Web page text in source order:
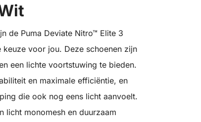
de Puma Deviate Nitro™ Elite 3
voor jou. Deze schoenen zijn
een lichte voortstuwing te bieden.
en maximale efficiëntie, en
die ook nog eens licht aanvoelt.
licht monomesh en duurzaam